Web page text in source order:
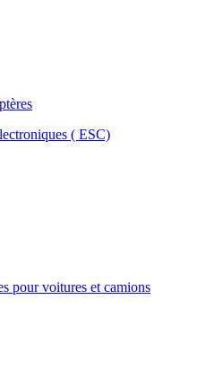
( ESC)
pour voitures et camions